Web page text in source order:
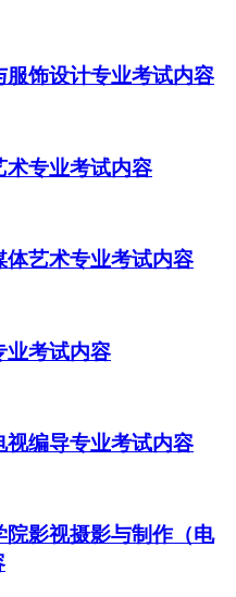
服饰设计专业考试内容
术专业考试内容
体艺术专业考试内容
业考试内容
视编导专业考试内容
院影视摄影与制作（电